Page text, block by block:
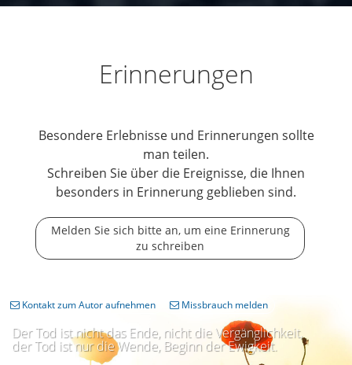
Erinnerungen
Besondere Erlebnisse und Erinnerungen sollte
man teilen.
Schreiben Sie über die Ereignisse, die Ihnen
besonders in Erinnerung geblieben sind.
Melden Sie sich bitte an, um eine Erinnerung
zu schreiben
Der Tod ist nicht das Ende, nicht die Vergänglichkeit,
der Tod ist nur die Wende, Beginn der Ewigkeit.
Kontakt zum Autor aufnehmen Missbrauch melden